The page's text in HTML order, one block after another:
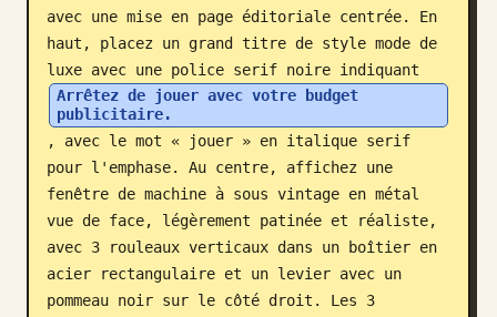
avec une mise en page éditoriale centrée. En
haut, placez un grand titre de style mode de
luxe avec une police serif noire indiquant
Arrêtez de jouer avec votre budget
publicitaire.
, avec le mot « jouer » en italique serif
pour l'emphase. Au centre, affichez une
fenêtre de machine à sous vintage en métal
vue de face, légèrement patinée et réaliste,
avec 3 rouleaux verticaux dans un boîtier en
acier rectangulaire et un levier avec un
pommeau noir sur le côté droit. Les 3